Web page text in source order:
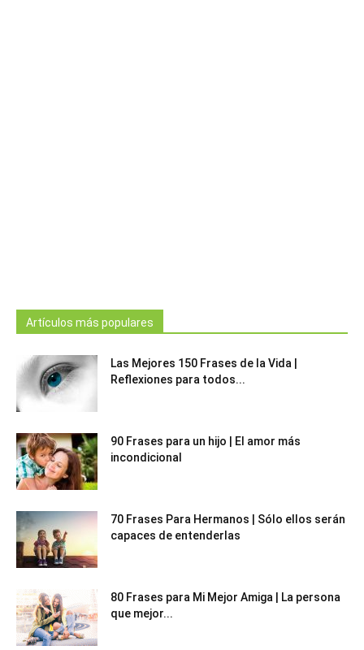
Artículos más populares
Las Mejores 150 Frases de la Vida |
Reflexiones para todos...
90 Frases para un hijo | El amor más
incondicional
70 Frases Para Hermanos | Sólo ellos serán
capaces de entenderlas
80 Frases para Mi Mejor Amiga | La persona
que mejor...